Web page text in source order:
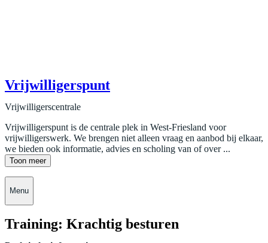
Vrijwilligerspunt
Vrijwilligerscentrale
Vrijwilligerspunt is de centrale plek in West-Friesland voor
vrijwilligerswerk. We brengen niet alleen vraag en aanbod bij elkaar,
we bieden ook informatie, advies en scholing van of over ...
Toon meer
Menu
Training: Krachtig besturen